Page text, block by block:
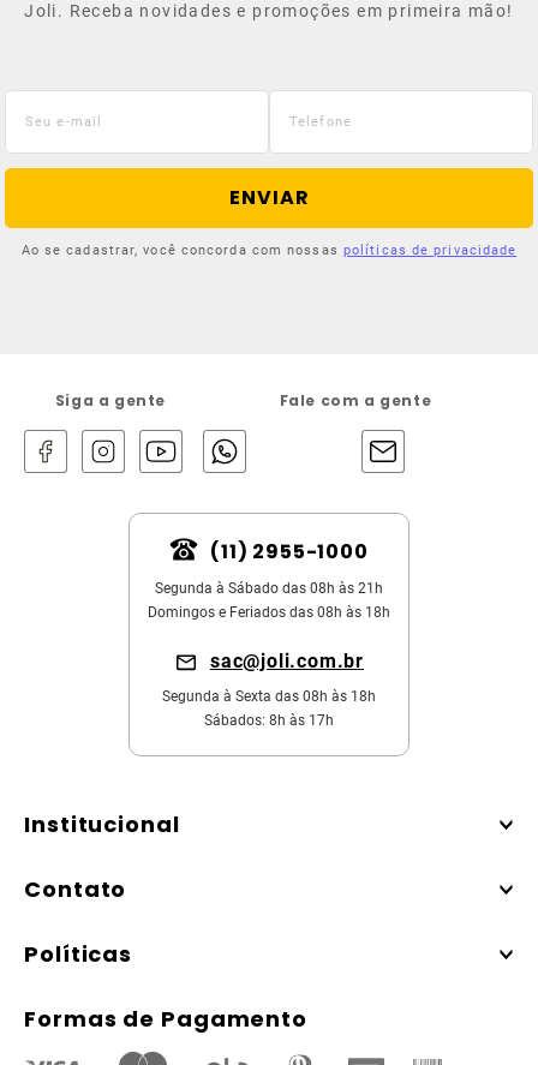
Joli. Receba novidades e promoções em primeira mão!
ENVIAR
Ao se cadastrar, você concorda com nossas políticas de privacidade
Siga a gente Fale com a gente
(11) 2955-1000
Segunda à Sábado das 08h às 21h
Domingos e Feriados das 08h às 18h
sac@joli.com.br
Segunda à Sexta das 08h às 18h
Sábados: 8h às 17h
Institucional
Contato
Políticas
Formas de Pagamento